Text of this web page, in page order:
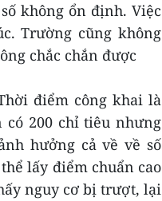
không ổn định. Việc
Trường cũng không
chắc chắn được
điểm công khai là
có 200 chỉ tiêu nhưng
hưởng cả về về số
lấy điểm chuẩn cao
nguy cơ bị trượt, lại